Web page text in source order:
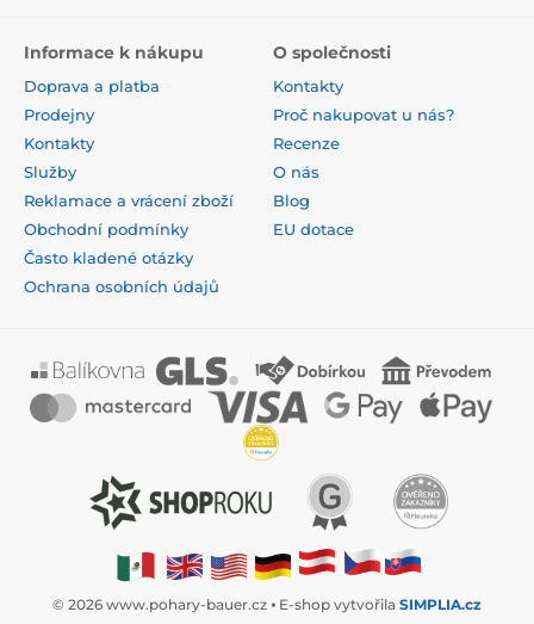
Informace k nákupu
Doprava a platba
Prodejny
Kontakty
Služby
Reklamace a vrácení zboží
Obchodní podmínky
Často kladené otázky
Ochrana osobních údajů
O společnosti
Kontakty
Proč nakupovat u nás?
Recenze
O nás
Blog
EU dotace
© 2026 www.pohary-bauer.cz ⦁ E-shop vytvořila SIMPLIA.cz